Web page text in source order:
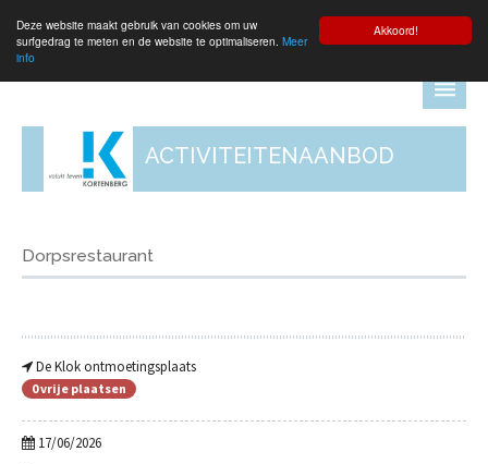
Akkoord!
Deze website maakt gebruik van cookies om uw
surfgedrag te meten en de website te optimaliseren. Meer
info
ACTIVITEITENAANBOD
Dorpsrestaurant
De Klok ontmoetingsplaats
0 vrije plaatsen
17/06/2026